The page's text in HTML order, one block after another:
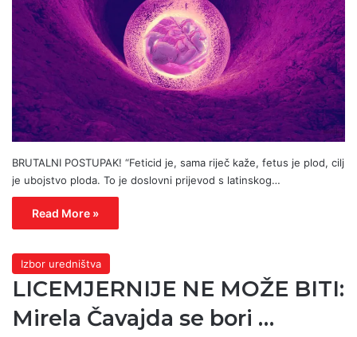
BRUTALNI POSTUPAK! “Feticid je, sama riječ kaže, fetus je plod, cilj
je ubojstvo ploda. To je doslovni prijevod s latinskog…
Read More »
Izbor uredništva
LICEMJERNIJE NE MOŽE BITI:
Mirela Čavajda se bori …